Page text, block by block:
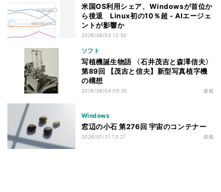
米国OS利用シェア、Windowsが首位か
ら後退 Linux初の10％超 - AIエージェ
ントが影響か
2026/08/04 12:50
ソフト
写植機誕生物語 〈石井茂吉と森澤信夫〉
第89回 【茂吉と信夫】新型写真植字機
の構想
2026/08/04 09:00 連載
Windows
窓辺の小石 第276回 宇宙のコンテナー
2026/07/31 13:27 連載